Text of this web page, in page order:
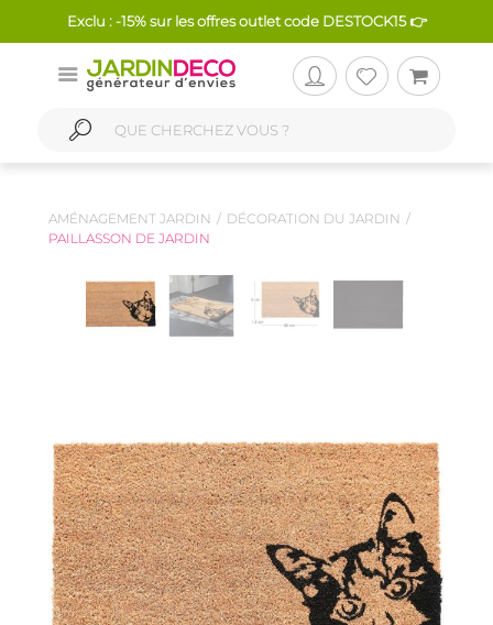
Exclu : -15% sur les offres outlet code DESTOCK15 👉
AMÉNAGEMENT JARDIN
DÉCORATION DU JARDIN
PAILLASSON DE JARDIN